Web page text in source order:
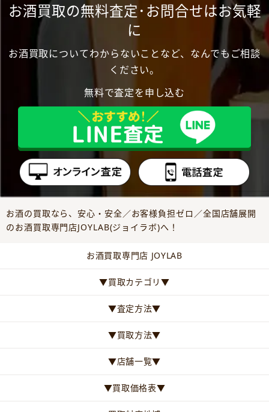
お酒買取の無料査定･お問合せはお気軽
に
お酒買取についてわからないことなど、なんでもご相談
ください。
無料で査定を申し込む
お酒の買取なら、安心・安全／お客様負担ゼロ／全国店舗展開
のお酒買取専門店JOYLAB(ジョイラボ)へ！
お酒買取専門店 JOYLAB
▼買取カテゴリ▼
▼査定方法▼
▼買取方法▼
▼店舗一覧▼
▼買取価格表▼